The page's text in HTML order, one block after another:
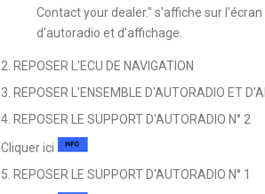
Contact your dealer." s'affiche sur
d'autoradio et d'affichage.
2. REPOSER L'ECU DE NAVIGATION
3. REPOSER L'ENSEMBLE D'AUTORADIO ET
4. REPOSER LE SUPPORT D'AUTORADIO N° 2
Cliquer ici
5. REPOSER LE SUPPORT D'AUTORADIO N° 1